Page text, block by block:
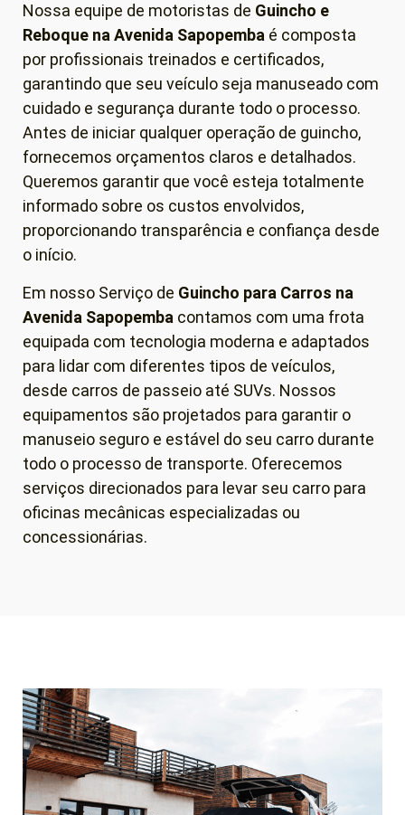
Nossa equipe de motoristas de Guincho e
Reboque na Avenida Sapopemba é composta
por profissionais treinados e certificados,
garantindo que seu veículo seja manuseado com
cuidado e segurança durante todo o processo.
Antes de iniciar qualquer operação de guincho,
fornecemos orçamentos claros e detalhados.
Queremos garantir que você esteja totalmente
informado sobre os custos envolvidos,
proporcionando transparência e confiança desde
o início.
Em nosso Serviço de Guincho para Carros na
Avenida Sapopemba contamos com uma frota
equipada com tecnologia moderna e adaptados
para lidar com diferentes tipos de veículos,
desde carros de passeio até SUVs. Nossos
equipamentos são projetados para garantir o
manuseio seguro e estável do seu carro durante
todo o processo de transporte. Oferecemos
serviços direcionados para levar seu carro para
oficinas mecânicas especializadas ou
concessionárias.